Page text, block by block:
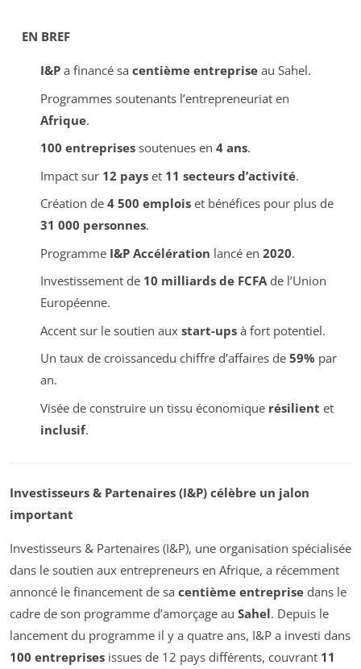
EN BREF
I&Pa financé sa centième entrepriseau Sahel.
Programmes soutenants l’entrepreneuriat en
Afrique.
100 entreprisessoutenues en 4 ans.
Impact sur 12 payset 11 secteurs d’activité.
Création de 4 500 emploiset bénéfices pour plus de
31 000 personnes.
Programme I&P Accélération lancé en 2020.
Investissement de 10 milliards de FCFAde l’Union
Européenne.
Accent sur le soutien aux start-upsà fort potentiel.
Un taux de croissancedu chiffre d’affaires de 59% par
an.
Visée de construire un tissu économique résilient et
inclusif.
Investisseurs & Partenaires (I&P) célèbre un jalon
important
Investisseurs & Partenaires (I&P), une organisation spécialisée
dans le soutien aux entrepreneurs en Afrique, a récemment
annoncé le financement de sa centième entreprise dans le
cadre de son programme d’amorçage au Sahel. Depuis le
lancement du programme il y a quatre ans, I&P a investi dans
100 entreprises issues de 12 pays différents, couvrant 11